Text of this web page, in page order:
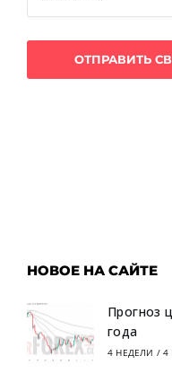
НОВОЕ НА САЙТЕ
Прогноз
года
4 НЕДЕЛИ / 4